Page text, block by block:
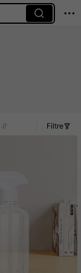
Filtre